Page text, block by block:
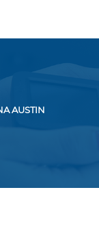
AUSTIN